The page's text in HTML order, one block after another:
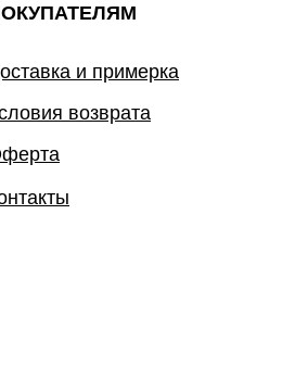
и примерка
возврата